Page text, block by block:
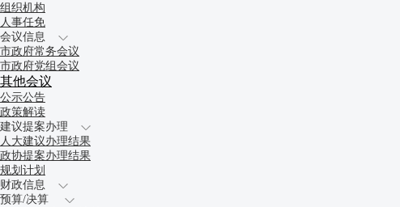
组织机构
人事任免
会议信息
市政府常务会议
市政府党组会议
其他会议
公示公告
政策解读
建议提案办理
人大建议办理结果
政协提案办理结果
规划计划
财政信息
预算/决算